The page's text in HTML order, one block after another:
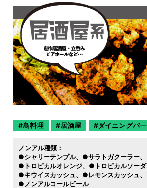
鳥料理 居酒屋 ダイニングバー
ノンアル種類：
●シャリーテンプル
●サラトガクーラー
●トロピカルオレンジ
●トロピカルソーダ
●キウイスカッシュ
●レモンスカッシュ
●ノンアルコールビール